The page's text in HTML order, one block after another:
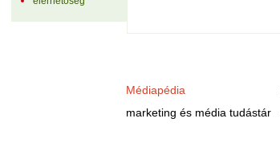
Médiapédia
marketing és média tudástár